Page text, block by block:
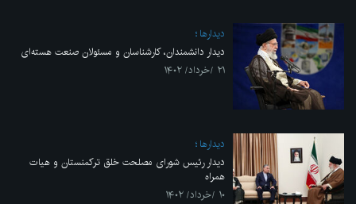
ديدارها
دیدار دانشمندان، کارشناسان و مسئولان صنعت هسته‌ای
۲۱ /خرداد/ ۱۴۰۲
ديدارها
دیدار رئیس شورای مصلحت خلق ترکمنستان و هیات
همراه
۱۰ /خرداد/ ۱۴۰۲